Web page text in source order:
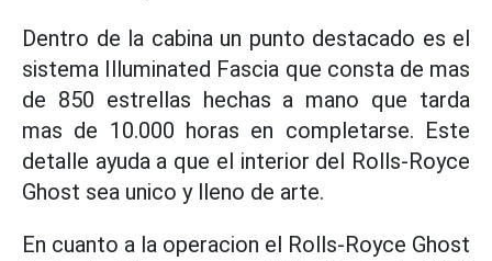
Dentro de la cabina un punto destacado es el
sistema Illuminated Fascia que consta de mas
de 850 estrellas hechas a mano que tarda
mas de 10.000 horas en completarse. Este
detalle ayuda a que el interior del Rolls-Royce
Ghost sea unico y lleno de arte.
En cuanto a la operacion el Rolls-Royce Ghost